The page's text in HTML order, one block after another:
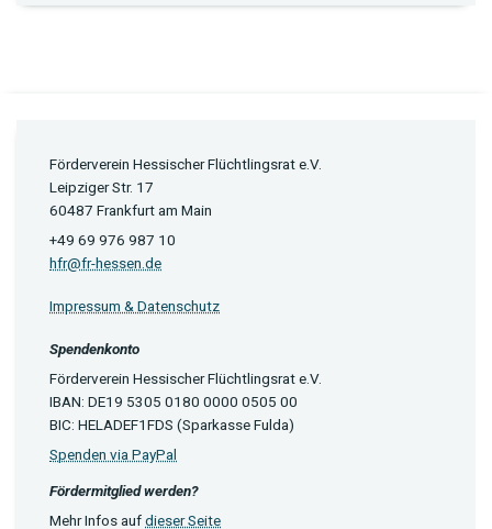
Förderverein Hessischer Flüchtlingsrat e.V.
Leipziger Str. 17
60487 Frankfurt am Main
+49 69 976 987 10
hfr@fr-hessen.de
Impressum & Datenschutz
Spendenkonto
Förderverein Hessischer Flüchtlingsrat e.V.
IBAN: DE19 5305 0180 0000 0505 00
BIC: HELADEF1FDS (Sparkasse Fulda)
Spenden via PayPal
Fördermitglied werden?
Mehr Infos aufdieser Seite